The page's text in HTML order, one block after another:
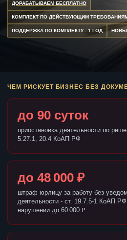
ДОРАБАТЫВАЕМ БЕСПЛАТНО
КОМПЛЕКТ ПО ДЕЙСТВУЮЩИМ
ПОДДЕРЖКА ПО КОМПЛЕКТУ - 1 ГОД
ЧЕМ РИСКУЕТ БИЗНЕС БЕЗ
до 90 суток
приостановка деятельности по
5.27.1, 20.4 КоАП РФ
до 48 000 ₽
штраф юрлицу за работу без
деятельности - ст. 19.7.5-1 КоАП
нарушении до 60 000 ₽